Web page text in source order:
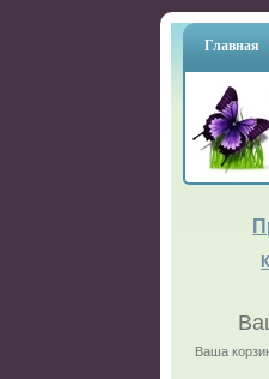
Главная
Ваша